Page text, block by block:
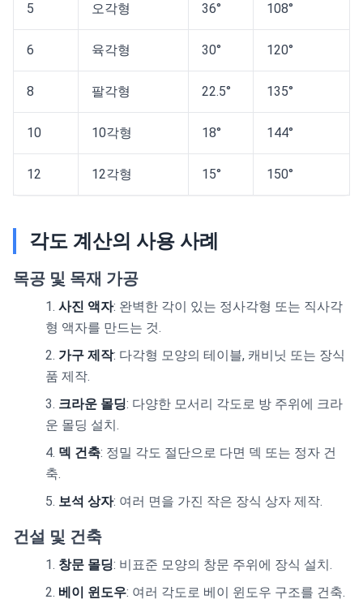
5 오각형 36° 108°
6 육각형 30° 120°
8 팔각형 22.5° 135°
10 10각형 18° 144°
12 12각형 15° 150°
각도 계산의 사용 사례
목공 및 목재 가공
사진 액자: 완벽한 각이 있는 정사각형 또는 직사각
형 액자를 만드는 것.
가구 제작: 다각형 모양의 테이블, 캐비닛 또는 장식
품 제작.
크라운 몰딩: 다양한 모서리 각도로 방 주위에 크라
운 몰딩 설치.
덱 건축: 정밀 각도 절단으로 다면 덱 또는 정자 건
축.
보석 상자: 여러 면을 가진 작은 장식 상자 제작.
건설 및 건축
창문 몰딩: 비표준 모양의 창문 주위에 장식 설치.
베이 윈도우: 여러 각도로 베이 윈도우 구조를 건축.